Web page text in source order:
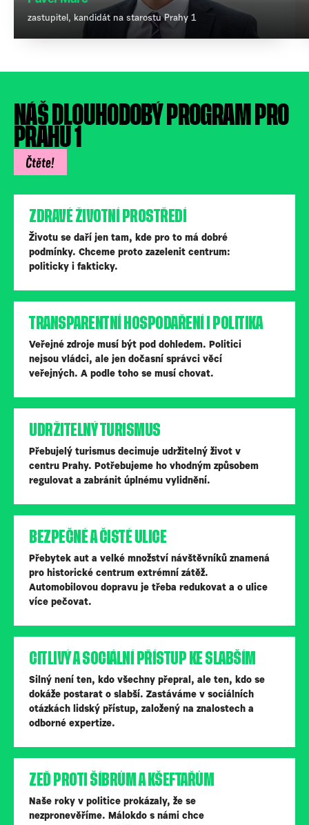
zastupitel, kandidát na starostu Prahy 1
NÁŠ DLOUHODOBÝ PROGRAM PRO
PRAHU 1
Čtěte!
ZDRAVÉ ŽIVOTNÍ PROSTŘEDÍ
Životu se daří jen tam, kde pro to má dobré
podmínky. Chceme proto zazelenit centrum:
politicky i fakticky.
TRANSPARENTNÍ HOSPODAŘENÍ I POLITIKA
Veřejné zdroje musí být pod dohledem. Politici
nejsou vládci, ale jen dočasní správci věcí
veřejných. A podle toho se musí chovat.
UDRŽITELNÝ TURISMUS
Přebujelý turismus decimuje udržitelný život v
centru Prahy. Potřebujeme ho vhodným způsobem
regulovat a zabránit úplnému vylidnění.
BEZPEČNÉ A ČISTÉ ULICE
Přebytek aut a velké množství návštěvníků znamená
pro historické centrum extrémní zátěž.
Automobilovou dopravu je třeba redukovat a o ulice
více pečovat.
CITLIVÝ A SOCIÁLNÍ PŘÍSTUP KE SLABŠÍM
Silný není ten, kdo všechny přepral, ale ten, kdo se
dokáže postarat o slabší. Zastáváme v sociálních
otázkách lidský přístup, založený na znalostech a
odborné expertize.
ZEĎ PROTI ŠÍBRŮM A KŠEFTAŘŮM
Naše roky v politice prokázaly, že se
nezpronevěříme. Málokdo s námi chce